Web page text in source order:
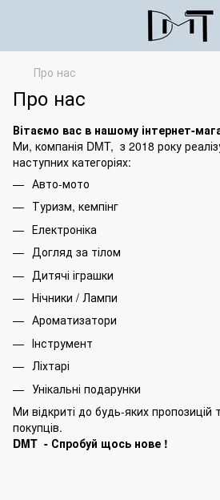
Про нас
Про нас
Вітаємо вас в нашому інтернет-
Ми, компанія DMT, з 2018 року
наступних категоріях:
Авто-мото
Туризм, кемпінг
Електроніка
Догляд за тілом
Дитячі іграшки
Нічники / Лампи
Ароматизатори
Інструмент
Ліхтарі
Унікальні подарунки
Ми відкриті до будь-яких пропозицій
покупців.
DMT - Спробуй щось нове !